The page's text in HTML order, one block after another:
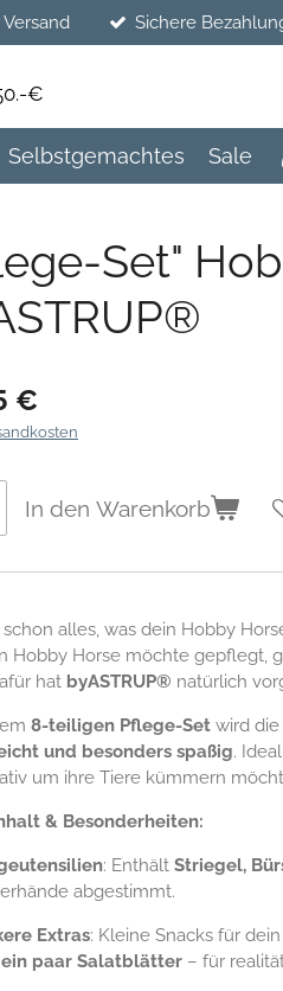
Sichere
€
Selbstgemachtes Sale
Set"
€
In den Warenkorb
schon alles, was dein Hobby
Hobby Horse möchte gepflegt,
hat byASTRUP® natürlich
8-teiligen Pflege-Set wird
und besonders spaßig.
um ihre Tiere kümmern
& Besonderheiten:
: Enthält Striegel,
abgestimmt.
Extras: Kleine Snacks für
paar Salatblätter– für